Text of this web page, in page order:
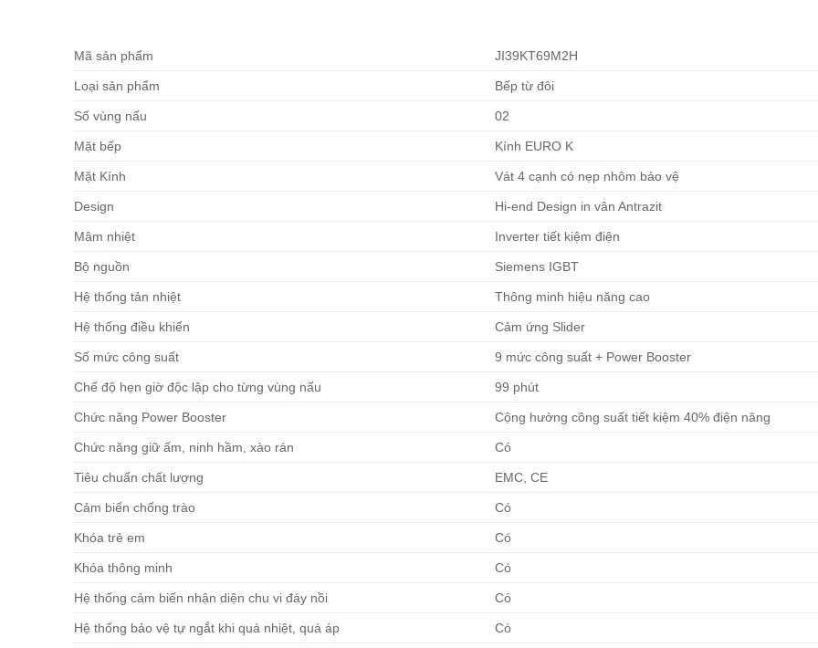
Mã sản phẩm JI39KT69M2H
Loại sản phẩm Bếp từ đôi
Số vùng nấu 02
Mặt bếp Kính EURO K
Mặt Kính Vát 4 cạnh có nẹp nhôm bảo vệ
Design Hi-end Design in vân Antrazit
Mâm nhiệt Inverter tiết kiệm điện
Bộ nguồn Siemens IGBT
Hệ thống tản nhiệt Thông minh hiệu năng cao
Hệ thống điều khiển Cảm ứng Slider
Số mức công suất 9 mức công suất + Power Booster
Chế độ hẹn giờ độc lập cho từng vùng nấu 99 phút
Chức năng Power Booster Cộng hưởng công suất tiết kiệm 40% điện năng
Chức năng giữ ấm, ninh hầm, xào rán Có
Tiêu chuẩn chất lượng EMC, CE
Cảm biến chống trào Có
Khóa trẻ em Có
Khóa thông minh Có
Hệ thống cảm biến nhận diện chu vi đáy nồi Có
Hệ thống bảo vệ tự ngắt khi quá nhiệt, quá áp Có